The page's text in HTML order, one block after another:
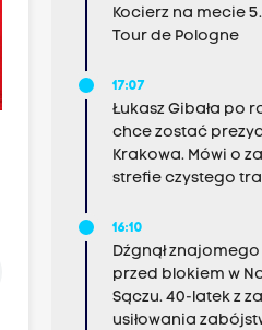
Kocierz na mecie
Tour de Pologne
17:07
Łukasz Gibała po
chce zostać
Krakowa. Mówi o
strefie czystego
16:10
Dźgnął
przed blokiem w
Sączu. 40-latek z
usiłowania